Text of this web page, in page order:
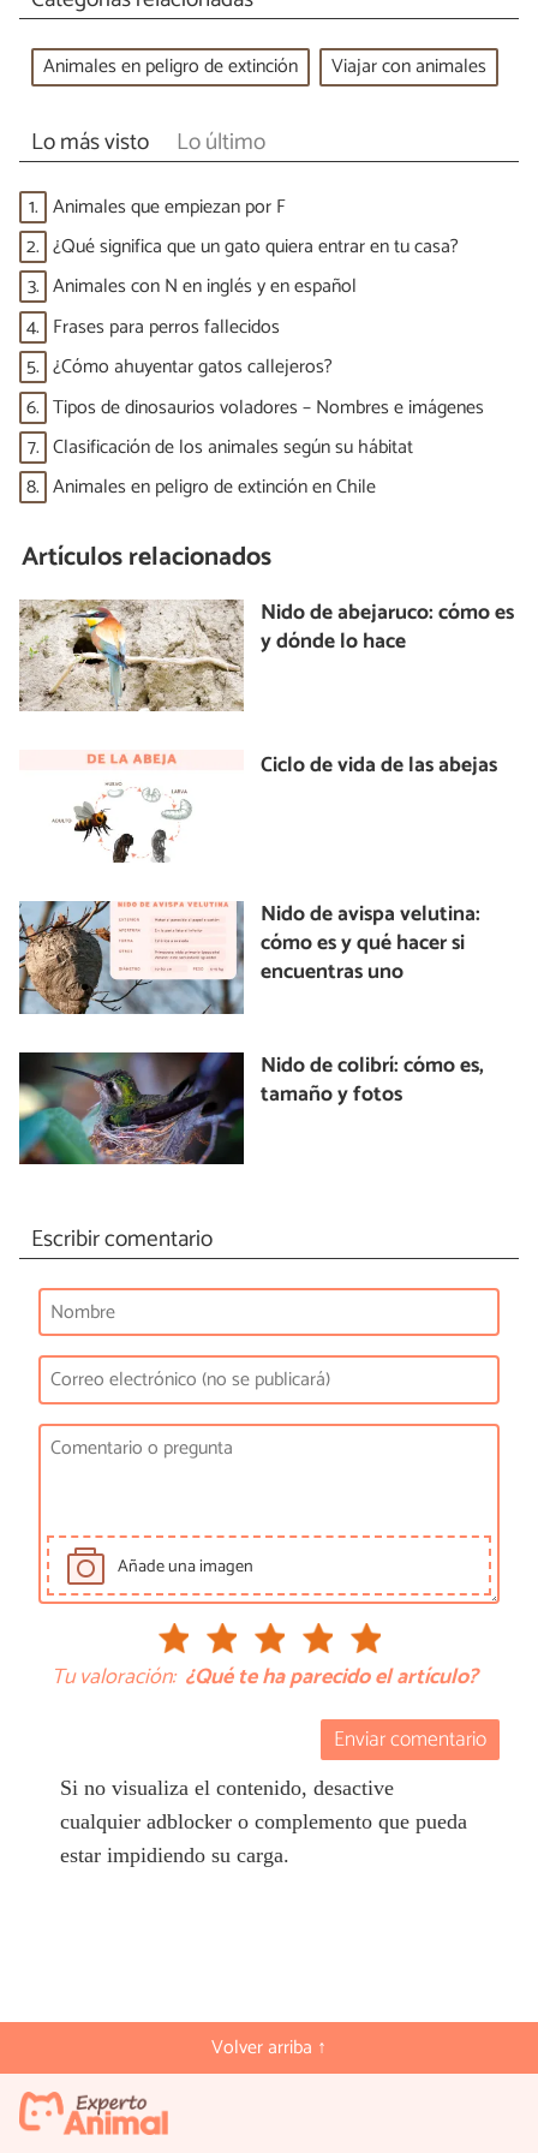
Animales en peligro de extinción Viajar con animales
Lo más visto Lo último
1. Animales que empiezan por F
2. ¿Qué significa que un gato quiera entrar en tu casa?
3. Animales con N en inglés y en español
4. Frases para perros fallecidos
5. ¿Cómo ahuyentar gatos callejeros?
6. Tipos de dinosaurios voladores – Nombres e imágenes
7. Clasificación de los animales según su hábitat
8. Animales en peligro de extinción en Chile
Artículos relacionados
Nido de abejaruco: cómo es
y dónde lo hace
Ciclo de vida de las abejas
Nido de avispa velutina:
cómo es y qué hacer si
encuentras uno
Nido de colibrí: cómo es,
tamaño y fotos
Escribir comentario
Añade una imagen
Tu valoración: ¿Qué te ha parecido el artículo?
Enviar comentario
Si no visualiza el contenido, desactive
cualquier adblocker o complemento que pueda
estar impidiendo su carga.
Volver arriba ↑